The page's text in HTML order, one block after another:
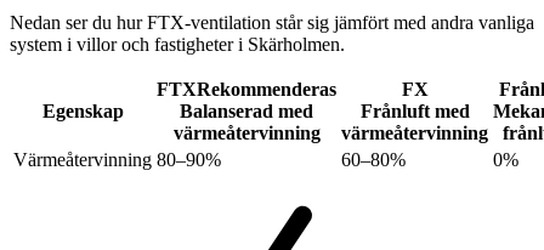
Nedan ser du hur FTX-ventilation står sig jämfört med andra vanliga
system i villor och fastigheter i Skärholmen.
Egenskap
FTXRekommenderas
Balanserad med
värmeåtervinning
FX
Frånluft med
värmeåtervinning
Värmeåtervinning 80–90% 60–80% 0%